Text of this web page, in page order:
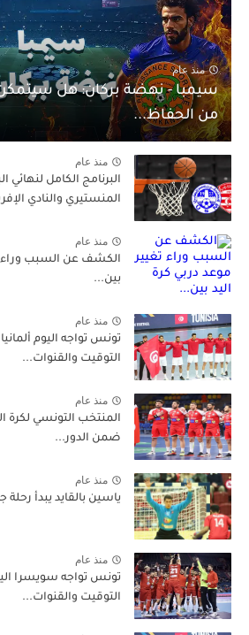
منذ عام
سيمبا - نهضة بركان: هل
من الحفاظ...
منذ عام
البرنامج الكامل لنهائي
المنستيري والنادي
منذ عام
الكشف عن السبب وراء
بين...
منذ عام
تونس تواجه اليوم
التوقيت والقنوات...
منذ عام
المنتخب التونسي لكرة
ضمن الدور...
منذ عام
ياسين بالقايد يبدأ
منذ عام
تونس تواجه سويسرا
التوقيت والقنوات...